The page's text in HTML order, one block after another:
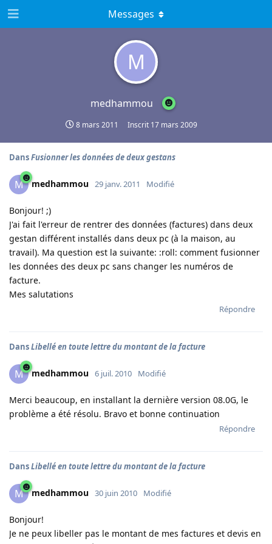
M
medhammou
8 mars 2011 Inscrit 17 mars 2009
Messages
DansFusionner les données de deux gestans
M medhammou 29 janv. 2011 Modifié
Bonjour! ;)
J'ai fait l'erreur de rentrer des données (factures) dans deux
gestan différent installés dans deux pc (à la maison, au
travail). Ma question est la suivante: :roll: comment fusionner
les données des deux pc sans changer les numéros de
facture.
Mes salutations
Répondre
DansLibellé en toute lettre du montant de la facture
M medhammou 6 juil. 2010 Modifié
Merci beaucoup, en installant la dernière version 08.0G, le
problème a été résolu. Bravo et bonne continuation
Répondre
DansLibellé en toute lettre du montant de la facture
M medhammou 30 juin 2010 Modifié
Bonjour!
Je ne peux libeller pas le montant de mes factures et devis en